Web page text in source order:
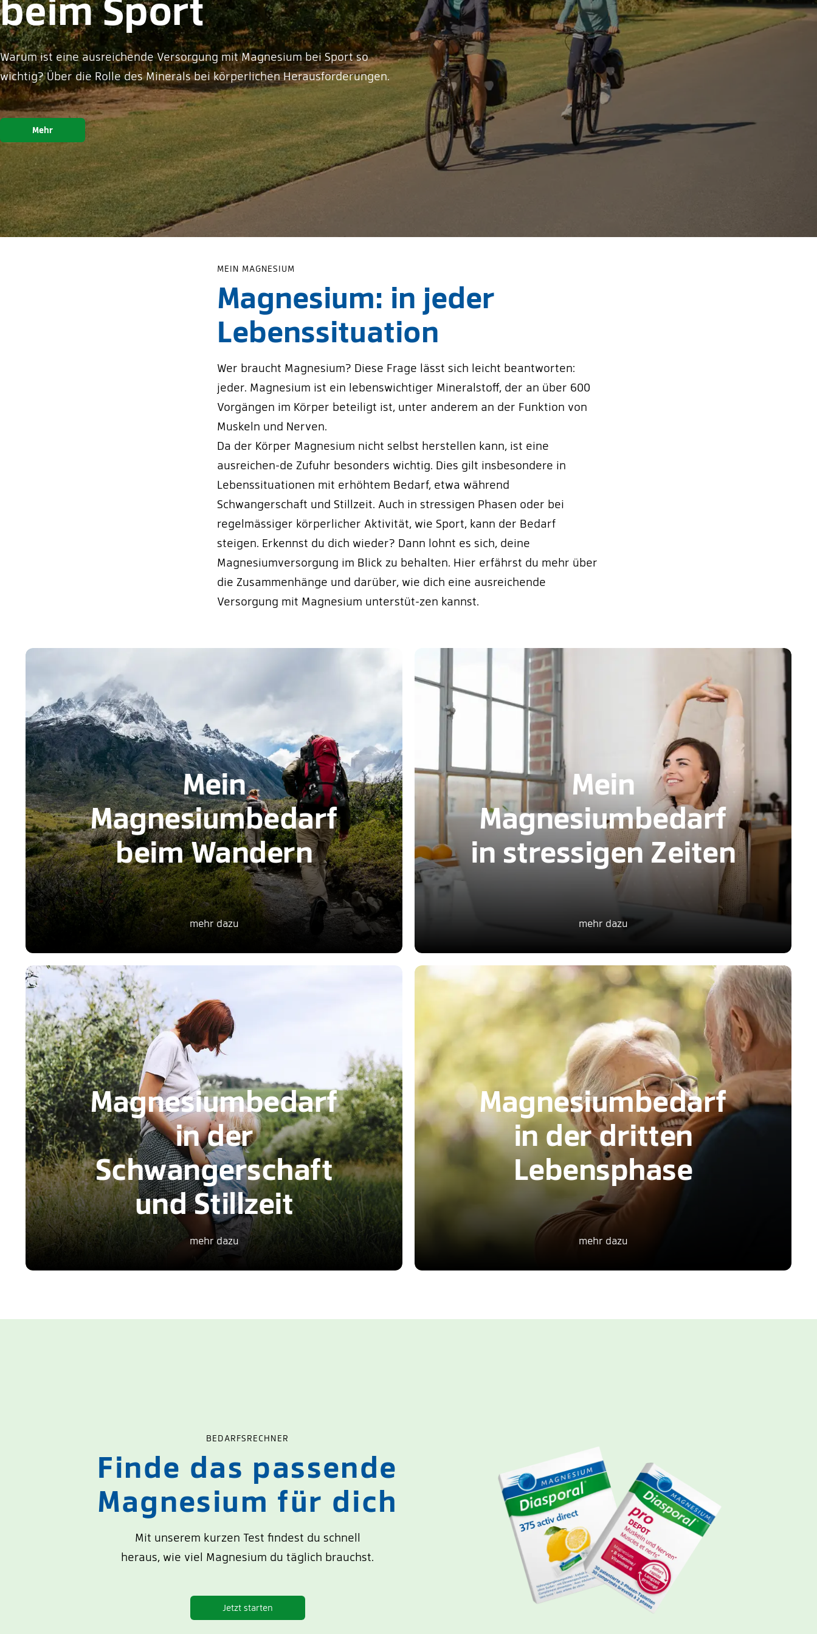
MEIN MAGNESIUM
Magnesium: in jeder
Lebenssituation
Wer braucht Magnesium? Diese Frage lässt sich leicht beantworten:
jeder. Magnesium ist ein lebenswichtiger Mineralstoff, der an über 600
Vorgängen im Körper beteiligt ist, unter anderem an der Funktion von
Muskeln und Nerven.
Da der Körper Magnesium nicht selbst herstellen kann, ist eine
ausreichen-de Zufuhr besonders wichtig. Dies gilt insbesondere in
Lebenssituationen mit erhöhtem Bedarf, etwa während
Schwangerschaft und Stillzeit. Auch in stressigen Phasen oder bei
regelmässiger körperlicher Aktivität, wie Sport, kann der Bedarf
steigen. Erkennst du dich wieder? Dann lohnt es sich, deine
Magnesiumversorgung im Blick zu behalten. Hier erfährst du mehr über
die Zusammenhänge und darüber, wie dich eine ausreichende
Versorgung mit Magnesium unterstüt-zen kannst.
beim Sport
Warum ist eine ausreichende Versorgung mit Magnesium bei Sport so
wichtig? Über die Rolle des Minerals bei körperlichen Herausforderungen.
Mehr
Mein
Magnesiumbedarf
beim Wandern
mehr dazu
Mein
Magnesiumbedarf
in stressigen Zeiten
mehr dazu
Magnesiumbedarf
in der
Schwangerschaft
und Stillzeit
mehr dazu
Magnesiumbedarf
in der dritten
Lebensphase
mehr dazu
BEDARFSRECHNER
Finde das passende
Magnesium für dich
Mit unserem kurzen Test findest du schnell
heraus, wie viel Magnesium du täglich brauchst.
Jetzt starten